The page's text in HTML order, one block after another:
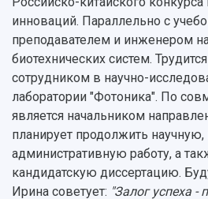
инноваций. Параллельно с
преподавателем и инженером
биотехнических систем.
сотрудником в научно-
лаборатории "Фотоника". По
является начальником
планирует продолжить
административную работу, а
кандидатскую диссертацию.
Ирина советует: "Залог успеха